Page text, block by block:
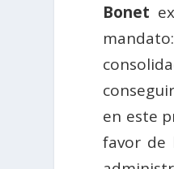
Bonet
en este
favor de